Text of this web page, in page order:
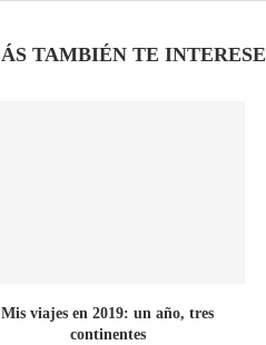
TAMBIÉN TE INTERESE
Mis viajes en 2019: un año, tres
continentes